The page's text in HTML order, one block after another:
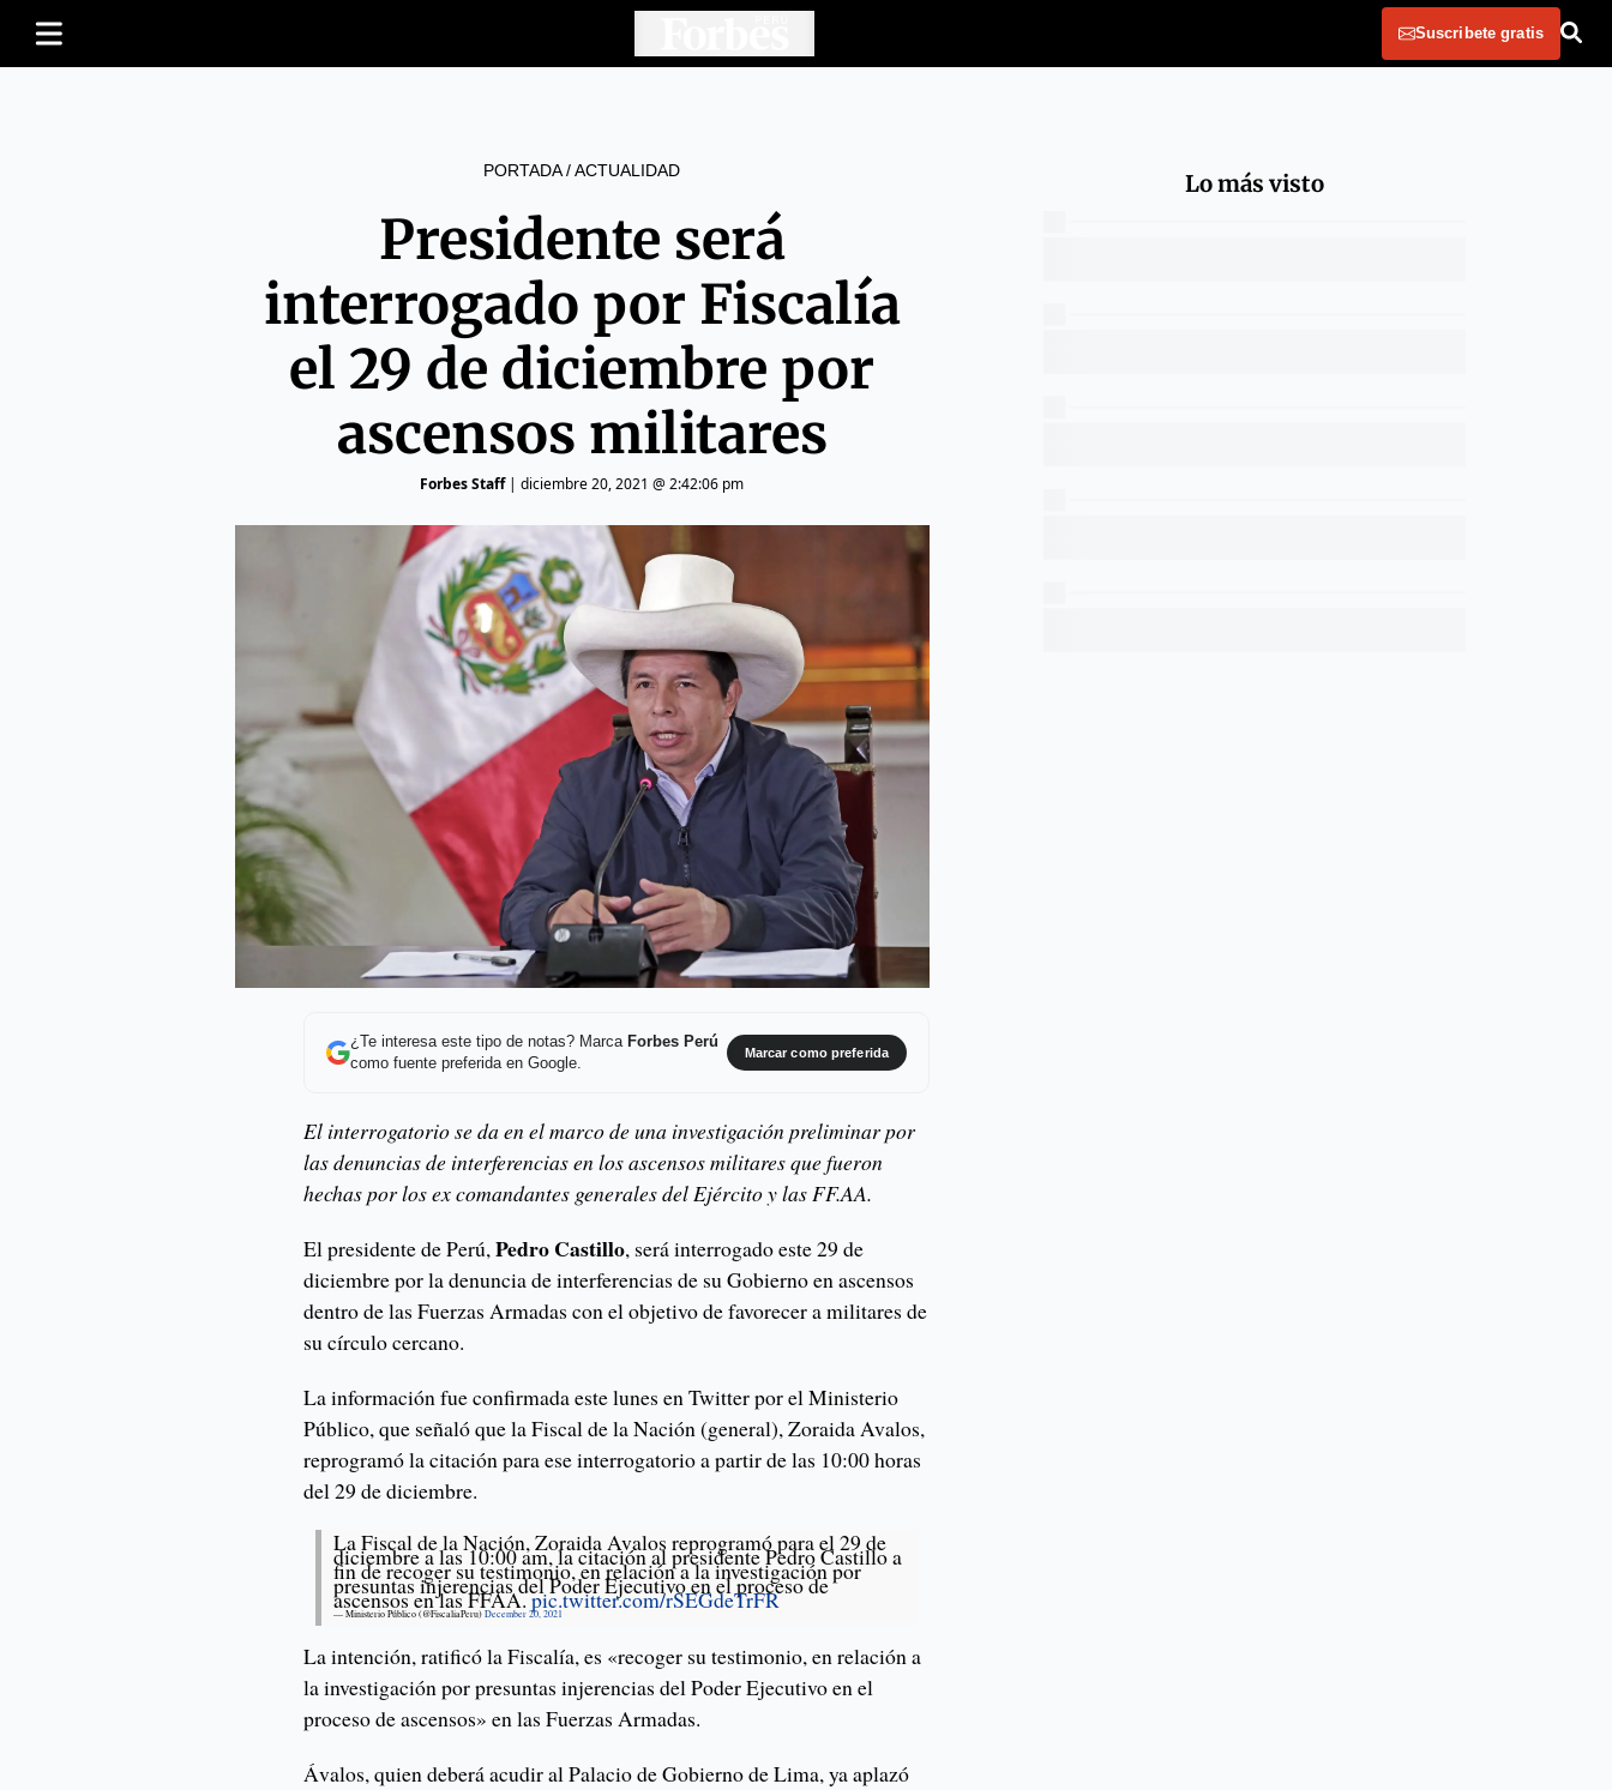
Suscribete gratis
PORTADA/ACTUALIDAD
Presidente será
interrogado por Fiscalía
el 29 de diciembre por
ascensos militares
Forbes Staff| diciembre 20, 2021 @ 2:42:06 pm
¿Te interesa este tipo de notas? Marca Forbes Perú
como fuente preferida en Google.
Marcar como preferida
El interrogatorio se da en el marco de una investigación preliminar por
las denuncias de interferencias en los ascensos militares que fueron
hechas por los ex comandantes generales del Ejército y las FF.AA.
El presidente de Perú,Pedro Castillo, será interrogado este 29 de
diciembre por la denuncia de interferencias de su Gobierno en ascensos
dentro de las Fuerzas Armadas con el objetivo de favorecer a militares de
su círculo cercano.
La información fue confirmada este lunes en Twitter por el Ministerio
Público, que señaló que la Fiscal de la Nación (general), Zoraida Avalos,
reprogramó la citación para ese interrogatorio a partir de las 10:00 horas
del 29 de diciembre.
La Fiscal de la Nación, Zoraida Avalos reprogramó para el 29 de
diciembre a las 10:00 am, la citación al presidente Pedro Castillo a
fin de recoger su testimonio, en relación a la investigación por
presuntas injerencias del Poder Ejecutivo en el proceso de
ascensos en las FFAA.pic.twitter.com/rSEGdeTrFR
— Ministerio Público (@FiscaliaPeru)December 20, 2021
La intención, ratificó la Fiscalía, es «recoger su testimonio, en relación a
la investigación por presuntas injerencias del Poder Ejecutivo en el
proceso de ascensos» en las Fuerzas Armadas.
Ávalos, quien deberá acudir al Palacio de Gobierno de Lima, ya aplazó
Lo más visto